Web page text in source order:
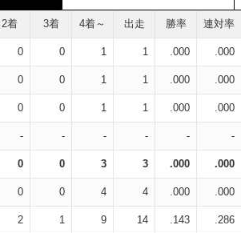
2着 3着 4着～ 出走 勝率 連対率
0 0 1 1 .000 .000
0 0 1 1 .000 .000
0 0 1 1 .000 .000
- - - - - -
0 0 3 3 .000 .000
0 0 4 4 .000 .000
2 1 9 14 .143 .286